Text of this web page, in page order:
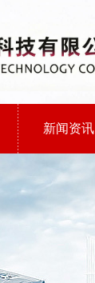
新闻资讯